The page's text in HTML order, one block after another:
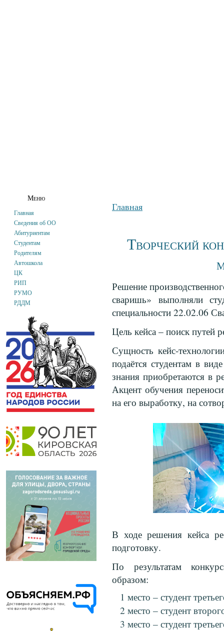
Меню
Главная
Сведения об ОО
Абитуриентам
Студентам
Родителям
Автошкола
ЦК
РИП
РУМО
РДДМ
Главная
Творческий
Решение
сваришь» выполняли
специальности 22.02.06
Цель кейса – поиск путей
Сущность кейс-
подаётся студентам в
знания приобретаются в
Акцент обучения
на его выработку, на
В ходе решения кейса
подготовку.
По результатам
образом:
1 место – студент
2 место – студент
3 место – студент